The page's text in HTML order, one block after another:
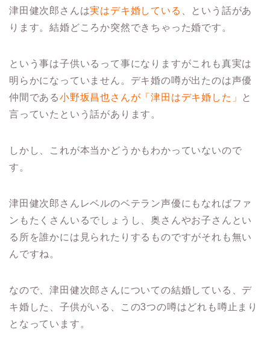
津田健次郎さんは実はデキ婚している
、という話があ
ります。結婚どころか突然できちゃった婚です。
という事は子供いるって事になりますがこれも真実は
明らかになっていません。デキ婚の噂が出たのは声優
仲間である小野坂昌也さんが「津田はデキ婚した」
と
言っていたという話があります。
しかし、これが本当かどうかもわかっていないので
す。
津田健次郎さんレベルのベテラン声優にもなればファ
ンもたくさんいるでしょうし、奥さんやお子さんとい
る所を誰かには見られたりするものですがそれも無い
んですね。
なので、津田健次郎さんについての結婚している、デ
キ婚した、子供がいる、この3つの噂はどれも噂止まり
となっています。